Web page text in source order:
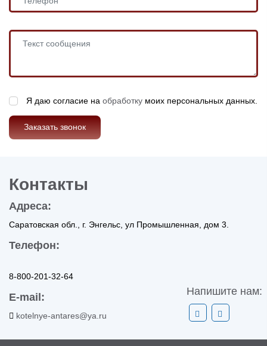
Я даю согласие на обработку моих персональных данных.
Заказать звонок
Контакты
Адреса:
Саратовская обл., г. Энгельс, ул Промышленная, дом 3.
Телефон:
8-800-201-32-64
E-mail:
kotelnye-antares@ya.ru
Напишите нам: